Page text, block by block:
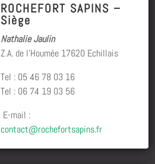
ROCHEFORT SAPINS –
Siège
Nathalie Jaulin
Z.A. de l’Houmée 17620 Echillais
Tel : 05 46 78 03 16
Tel : 06 74 19 03 56
E-mail :
contact@rochefortsapins.fr